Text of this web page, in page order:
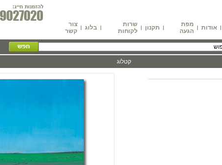
| אודות |
מפת
הגעה
| תקנון |
שרות
לקוחות
| בלוג | צור
קשר
קטלוג